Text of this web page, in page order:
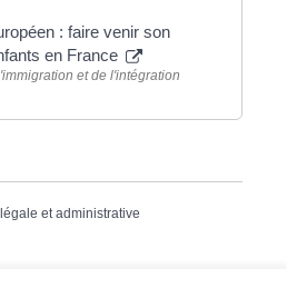
: faire venir son
en France
et de l'intégration
et administrative